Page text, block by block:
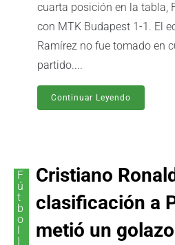
cuarta posición en la tabla,
con MTK Budapest 1-1. El
Ramírez no fue tomado en
partido....
Continuar Leyendo
F
ú
t
b
o
Cristiano
clasificación a
metió un